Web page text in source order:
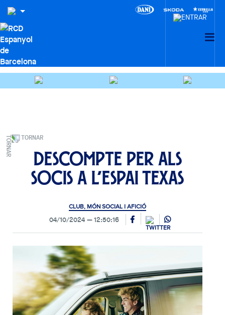
TORNAR
Descompte per als
socis a l’Espai Texas
CLUB, MÓN SOCIAL I AFICIÓ
04/10/2024 12:50:16